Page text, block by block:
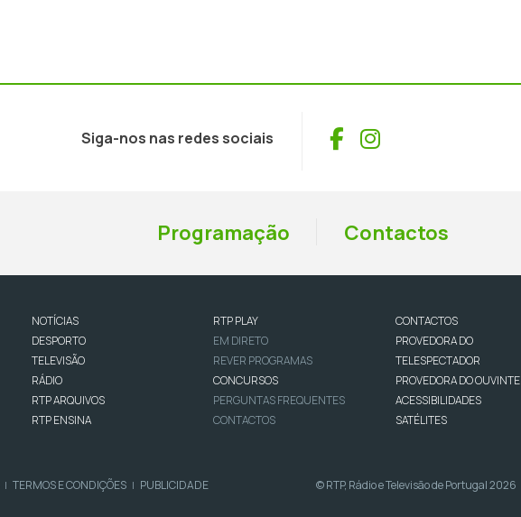
Siga-nos nas redes sociais Facebook
Instagram
Programação Contactos
NOTÍCIAS
DESPORTO
TELEVISÃO
RÁDIO
RTP ARQUIVOS
RTP ENSINA
RTP PLAY
EM DIRETO
REVER PROGRAMAS
CONCURSOS
PERGUNTAS FREQUENTES
CONTACTOS
CONTACTOS
PROVEDORA DO
TELESPECTADOR
PROVEDORA DO OUVINTE
ACESSIBILIDADES
SATÉLITES
| TERMOS E CONDIÇÕES | PUBLICIDADE © RTP, Rádio e Televisão de Portugal 2026